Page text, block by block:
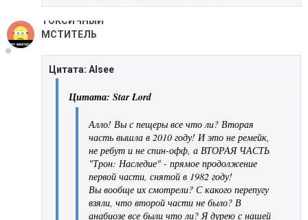
ТОКСИЧНЫЙ
МСТИТЕЛЬ
Цитата: Alsee
Цитата: Star Lord
Алло! Вы с пещеры все что ли? Вторая
часть вышла в 2010 году! И это не ремейк,
не ребут и не спин-офф, а ВТОРАЯ ЧАСТЬ
"Трон: Наследие" - прямое продолжение
первой части, снятой в 1982 году!
Вы вообще их смотрели? С какого перепугу
взяли, что второй части не было? В
анабиозе все были что ли? Я дурею с нашей